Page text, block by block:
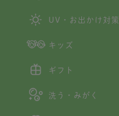
UV・お出かけ対策
キッズ
ギフト
洗う・みがく